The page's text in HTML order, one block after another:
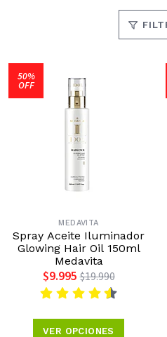
50%
OFF
MEDAVITA
Spray Aceite Iluminador
Glowing Hair Oil 150ml
Medavita
$9.995 $19.990
VER OPCIONES